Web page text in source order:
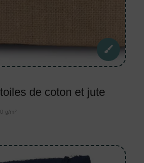
de coton et jute
m²